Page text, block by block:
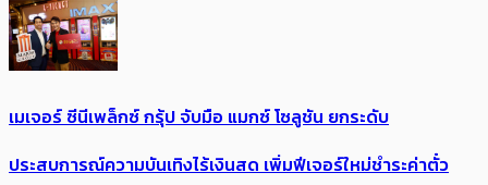
เมเจอร์ ซีนีเพล็กซ์ กรุ้ป จับมือ แมกซ์ โซลูชัน ยกระดับ
ประสบการณ์ความบันเทิงไร้เงินสด เพิ่มฟีเจอร์ใหม่ชำระค่าตั๋ว